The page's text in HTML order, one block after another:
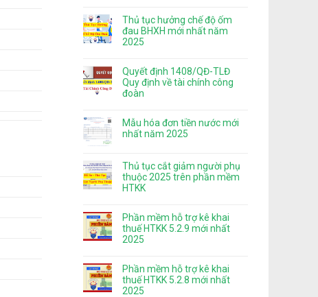
Thủ tục hưởng chế độ ốm
đau BHXH mới nhất năm
2025
Quyết định 1408/QĐ-TLĐ
Quy định về tài chính công
đoàn
Mẫu hóa đơn tiền nước mới
nhất năm 2025
Thủ tục cắt giảm người phụ
thuộc 2025 trên phần mềm
HTKK
Phần mềm hỗ trợ kê khai
thuế HTKK 5.2.9 mới nhất
2025
Phần mềm hỗ trợ kê khai
thuế HTKK 5.2.8 mới nhất
2025